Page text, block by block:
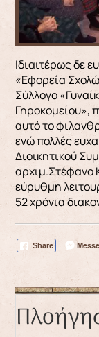
Ιδιαιτέρως δε
«Εφορεία
Σύλλογο
Γηροκομείου»,
αυτό το
ενώ πολλές
Διοικητικού
αρχιμ.Στέφανο
εύρυθμη
52 χρόνια
Share